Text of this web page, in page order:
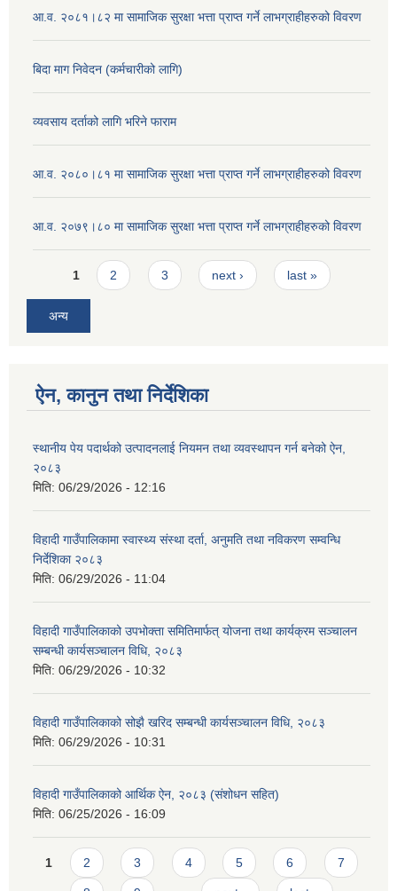
आ.व. २०८१।८२ मा सामाजिक सुरक्षा भत्ता प्राप्त गर्ने लाभग्राहीहरुको विवरण
बिदा माग निवेदन (कर्मचारीको लागि)
व्यवसाय दर्ताको लागि भरिने फाराम
आ.व. २०८०।८१ मा सामाजिक सुरक्षा भत्ता प्राप्त गर्ने लाभग्राहीहरुको विवरण
आ.व. २०७९।८० मा सामाजिक सुरक्षा भत्ता प्राप्त गर्ने लाभग्राहीहरुको विवरण
Pages
1 2 3 next › last »
अन्य
ऐन, कानुन तथा निर्देशिका
स्थानीय पेय पदार्थको उत्पादनलाई नियमन तथा व्यवस्थापन गर्न बनेको ऐन,
२०८३
मिति: 06/29/2026 - 12:16
विहादी गाउँपालिकामा स्वास्थ्य संस्था दर्ता, अनुमति तथा नविकरण सम्वन्धि
निर्देशिका २०८३
मिति: 06/29/2026 - 11:04
विहादी गाउँपालिकाको उपभोक्ता समितिमार्फत् योजना तथा कार्यक्रम सञ्चालन
सम्बन्धी कार्यसञ्चालन विधि, २०८३
मिति: 06/29/2026 - 10:32
विहादी गाउँपालिकाको सोझै खरिद सम्बन्धी कार्यसञ्चालन विधि, २०८३
मिति: 06/29/2026 - 10:31
विहादी गाउँपालिकाको आर्थिक ऐन, २०८३ (संशोधन सहित)
मिति: 06/25/2026 - 16:09
Pages
1 2 3 4 5 6 7